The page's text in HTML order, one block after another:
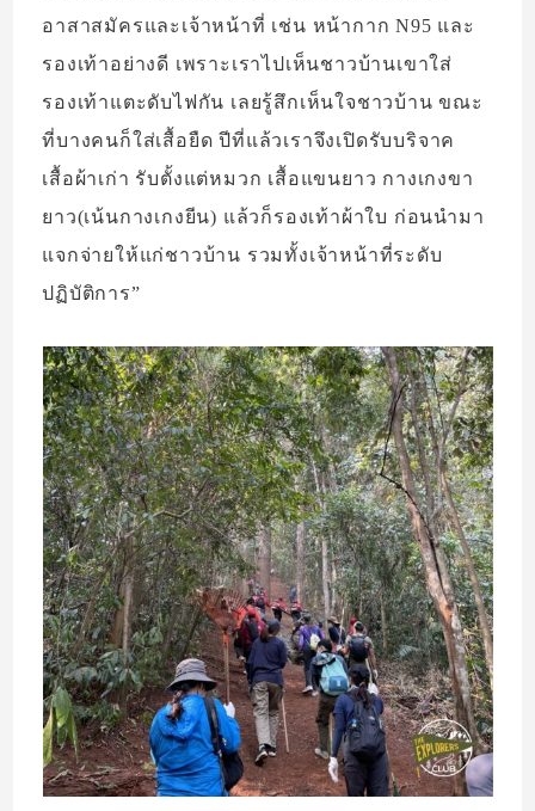
อาสาสมัครและเจ้าหน้าที่ เช่น หน้ากาก N95 และ
รองเท้าอย่างดี เพราะเราไปเห็นชาวบ้านเขาใส่
รองเท้าแตะดับไฟกัน เลยรู้สึกเห็นใจชาวบ้าน ขณะ
ที่บางคนก็ใส่เสื้อยืด ปีที่แล้วเราจึงเปิดรับบริจาค
เสื้อผ้าเก่า รับตั้งแต่หมวก เสื้อแขนยาว กางเกงขา
ยาว(เน้นกางเกงยีน) แล้วก็รองเท้าผ้าใบ ก่อนนำมา
แจกจ่ายให้แก่ชาวบ้าน รวมทั้งเจ้าหน้าที่ระดับ
ปฏิบัติการ”